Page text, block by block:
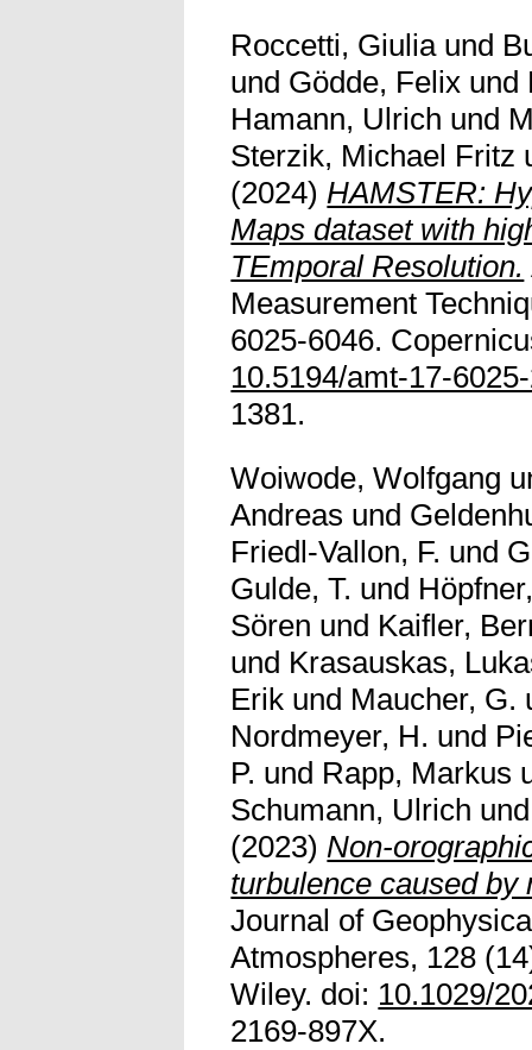
Roccetti, Giuliaund
und Gödde, Felix und
Hamann, Ulrich und
Sterzik, Michael Fritz
(2024) HAMSTER:
Maps dataset with
TEmporal Resolution.
Measurement
6025-6046.
10.5194/amt-17-
1381.
Woiwode, Wolfgang
Andreas und
Friedl-Vallon, F. und
Gulde, T. und
Sören und Kaifler,
und Krasauskas,
Erik und Maucher, G.
Nordmeyer, H. und
P. und Rapp, Markus
Schumann, Ulrich
(2023) Non-
turbulence caused
Journal of
Atmospheres, 128
Wiley. doi: 10.1029/
2169-897X.